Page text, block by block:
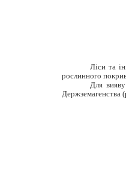
Ліси та
рослинного
Для
Держземагенства